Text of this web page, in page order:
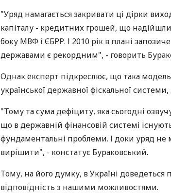
"Уряд намагається закривати ці дірки
капіталу - кредитних грошей, що
боку МВФ і ЄБРР. І 2010 рік в плані
державами є рекордним", - говорить
Однак експерт підкреслює, що така
української державної фіскальної
"Тому та сума дефіциту, яка сьогодні
що в державній фінансовій системі
фундаментальні проблеми. І доки уряд не
вирішити", - констатує Бураковський.
Тому, на його думку, в Україні
відповідність з нашими можливостями.